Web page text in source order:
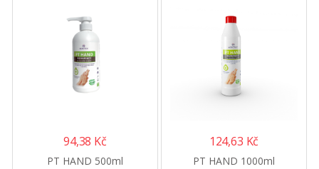
94,38 Kč
PT HAND 500ml
124,63 Kč
PT HAND 1000ml